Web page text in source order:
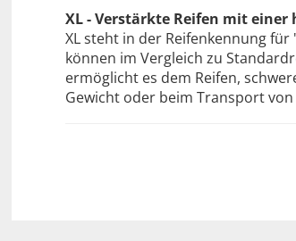
XL - Verstärkte Reifen mit
XL steht in der Reifenkennung
können im Vergleich zu
ermöglicht es dem Reifen,
Gewicht oder beim Transport